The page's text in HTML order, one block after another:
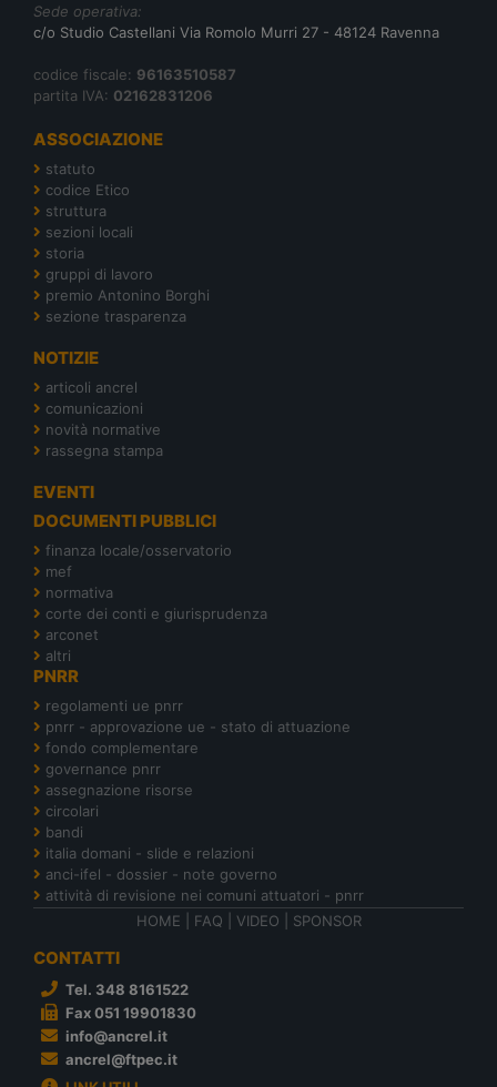
Sede operativa:
c/o Studio Castellani Via Romolo Murri 27 - 48124 Ravenna
codice fiscale: 96163510587
partita IVA: 02162831206
ASSOCIAZIONE
statuto
codice Etico
struttura
sezioni locali
storia
gruppi di lavoro
premio Antonino Borghi
sezione trasparenza
NOTIZIE
articoli ancrel
comunicazioni
novità normative
rassegna stampa
EVENTI
DOCUMENTI PUBBLICI
finanza locale/osservatorio
mef
normativa
corte dei conti e giurisprudenza
arconet
altri
PNRR
regolamenti ue pnrr
pnrr - approvazione ue - stato di attuazione
fondo complementare
governance pnrr
assegnazione risorse
circolari
bandi
italia domani - slide e relazioni
anci-ifel - dossier - note governo
attività di revisione nei comuni attuatori - pnrr
HOME
FAQ VIDEO SPONSOR
CONTATTI
Tel. 348 8161522
Fax 051 19901830
info@ancrel.it
ancrel@ftpec.it